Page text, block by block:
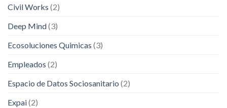
Civil Works (2)
Deep Mind(3)
Ecosoluciones Quimicas (3)
Empleados (2)
Espacio de Datos Sociosanitario (2)
Expai(2)